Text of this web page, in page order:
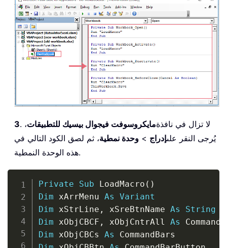
3 . لا تزال في نافذةمايكروسوفت فيجوال بيسيك للتطبيقات،
يُرجى النقر علىإدراج > وحدة نمطية، ثم لصق الكود التالي في
هذه الوحدة النمطية.
Private Sub LoadMacro ( )
Dim xArrMenu As
Variant
Dim xStrLine , xSreBtnName As
String
Dim xObjCBCF , xObjCntrAll As
Dim xObjCBCs As